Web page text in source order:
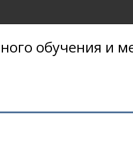
обучения и